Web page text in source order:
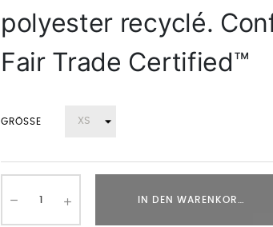
polyester recyclé.
Fair Trade Certified™
GRÖSSE
IN DEN WARENKORB